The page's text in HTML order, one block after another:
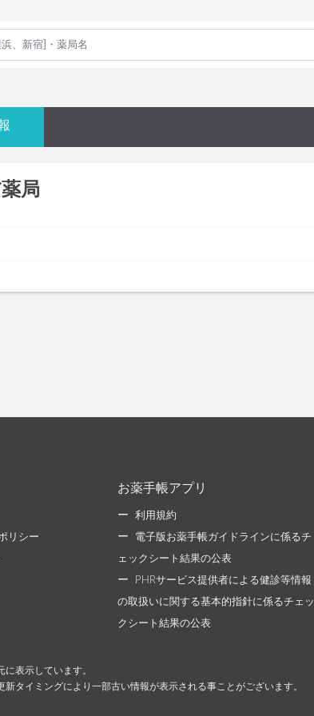
局
リシー
お薬手帳アプリ
利用規約
電子版お薬手帳ガイドラインに係るチ
ェックシート結果の公表
PHRサービス提供者による健診等情報
の取扱いに関する基本的指針に係るチェッ
クシート結果の公表
表示しています。
タイミングにより一部古い情報が表示される事ことがございます。